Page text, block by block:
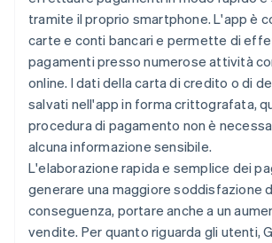
tramite il proprio smartphone. L'app è
carte e conti bancari e permette di
pagamenti presso numerose attività
online. I dati della carta di credito o di
salvati nell'app in forma crittografata,
procedura di pagamento non è
alcuna informazione sensibile.
L'elaborazione rapida e semplice dei
generare una maggiore soddisfazione
conseguenza, portare anche a un
vendite. Per quanto riguarda gli utenti,